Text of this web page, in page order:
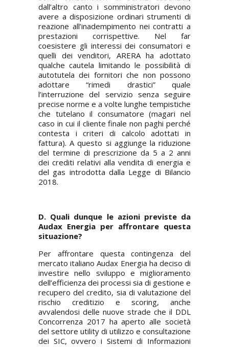
dall’altro canto i somministratori devono
avere a disposizione ordinari strumenti di
reazione all’inadempimento nei contratti a
prestazioni corrispettive. Nel far
coesistere gli interessi dei consumatori e
quelli dei venditori, ARERA ha adottato
qualche cautela limitando le possibilità di
autotutela dei fornitori che non possono
adottare “rimedi drastici” quale
l’interruzione del servizio senza seguire
precise norme e a volte lunghe tempistiche
che tutelano il consumatore (magari nel
caso in cui il cliente finale non paghi perché
contesta i criteri di calcolo adottati in
fattura). A questo si aggiunge la riduzione
del termine di prescrizione da 5 a 2 anni
dei crediti relativi alla vendita di energia e
del gas introdotta dalla Legge di Bilancio
2018.
D. Quali dunque le azioni previste da
Audax Energia per affrontare questa
situazione?
Per affrontare questa contingenza del
mercato italiano Audax Energia ha deciso di
investire nello sviluppo e miglioramento
dell’efficienza dei processi sia di gestione e
recupero del credito, sia di valutazione del
rischio creditizio e scoring, anche
avvalendosi delle nuove strade che il DDL
Concorrenza 2017 ha aperto alle società
del settore utility di utilizzo e consultazione
dei SIC, ovvero i Sistemi di Informazioni